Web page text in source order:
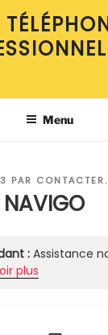
Menu
PAR
: Assistance
plus